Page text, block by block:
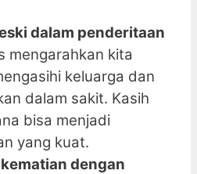
dalam penderitaan
mengarahkan kita
keluarga dan
dalam sakit. Kasih
bisa menjadi
yang kuat.
dengan